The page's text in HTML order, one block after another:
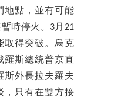
地點，並有可能
時停火。3月21
取得突破。烏克
羅斯總統普京直
斯外長拉夫羅夫
，只有在雙方接